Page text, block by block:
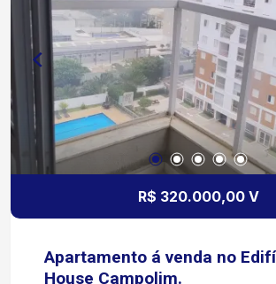
R$ 320.000,00 V
Apartamento á venda no
House Campolim.